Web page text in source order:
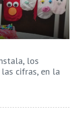
los
cifras, en la